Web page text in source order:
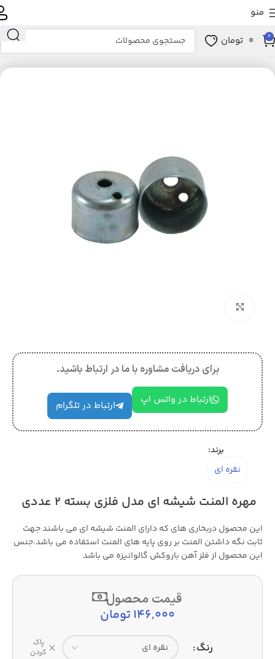
منو
0
0 تومان
خانه لوازم خانگی برقی تهویه، سرمایش و گرمایش
برای دریافت مشاوره با ما در ارتباط باشید.
ارتباط در واتس اپ ارتباط در تلگرام
برند:
نقره ای
مهره المنت شیشه ای مدل فلزی بسته 2 عددی
این محصول دربخاری های که دارای المنت شیشه ای می باشند جهت
ثابت نگه داشتن المنت بر روی پایه های المنت استفاده می باشد.جنس
این محصول از فلز آهن باروکش گالوانیزه می باشد
قیمت محصول
146,000تومان
رنگ
پاک
کردن